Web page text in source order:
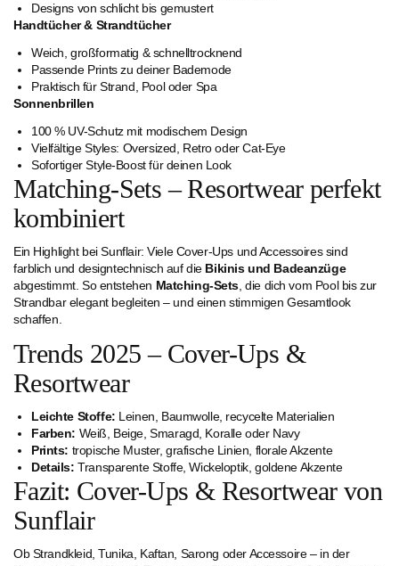
Designs von schlicht bis gemustert
Handtücher & Strandtücher
Weich, großformatig & schnelltrocknend
Passende Prints zu deiner Bademode
Praktisch für Strand, Pool oder Spa
Sonnenbrillen
100 % UV-Schutz mit modischem Design
Vielfältige Styles: Oversized, Retro oder Cat-Eye
Sofortiger Style-Boost für deinen Look
Matching-Sets – Resortwear perfekt
kombiniert
Ein Highlight bei Sunflair: Viele Cover-Ups und Accessoires sind
farblich und designtechnisch auf die Bikinis und Badeanzüge
abgestimmt. So entstehen Matching-Sets, die dich vom Pool bis zur
Strandbar elegant begleiten – und einen stimmigen Gesamtlook
schaffen.
Trends 2025 – Cover-Ups &
Resortwear
Leichte Stoffe: Leinen, Baumwolle, recycelte Materialien
Farben: Weiß, Beige, Smaragd, Koralle oder Navy
Prints: tropische Muster, grafische Linien, florale Akzente
Details: Transparente Stoffe, Wickeloptik, goldene Akzente
Fazit: Cover-Ups & Resortwear von
Sunflair
Ob Strandkleid, Tunika, Kaftan, Sarong oder Accessoire – in der